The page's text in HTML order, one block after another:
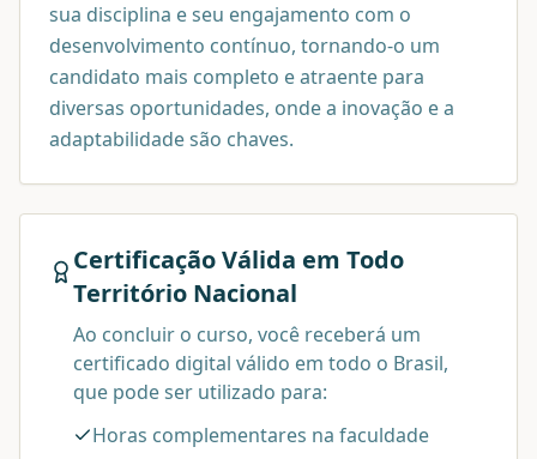
sua disciplina e seu engajamento com o
desenvolvimento contínuo, tornando-o um
candidato mais completo e atraente para
diversas oportunidades, onde a inovação e a
adaptabilidade são chaves.
Certificação Válida em Todo
Território Nacional
Ao concluir o curso, você receberá um
certificado digital válido em todo o Brasil,
que pode ser utilizado para:
Horas complementares na faculdade